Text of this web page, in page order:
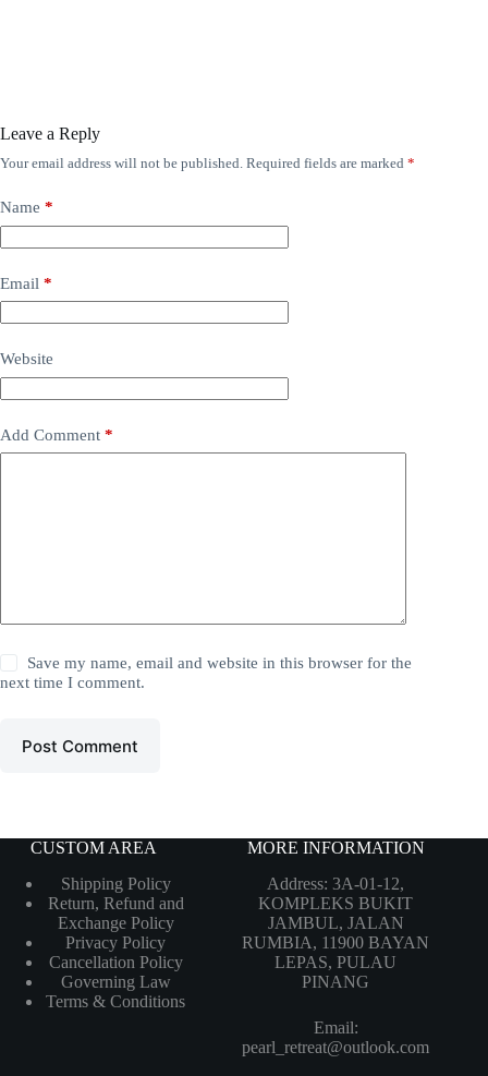
Leave a Reply
Your email address will not be published. Required fields are marked *
Name *
Email *
Website
Add Comment *
Save my name, email and website in this browser for the
next time I comment.
Post Comment
CUSTOM AREA
Shipping Policy
Return, Refund and
Exchange Policy
Privacy Policy
Cancellation Policy
Governing Law
Terms & Conditions
MORE INFORMATION
Address: 3A-01-12,
KOMPLEKS BUKIT
JAMBUL, JALAN
RUMBIA, 11900 BAYAN
LEPAS, PULAU
PINANG
Email:
pearl_retreat@outlook.com